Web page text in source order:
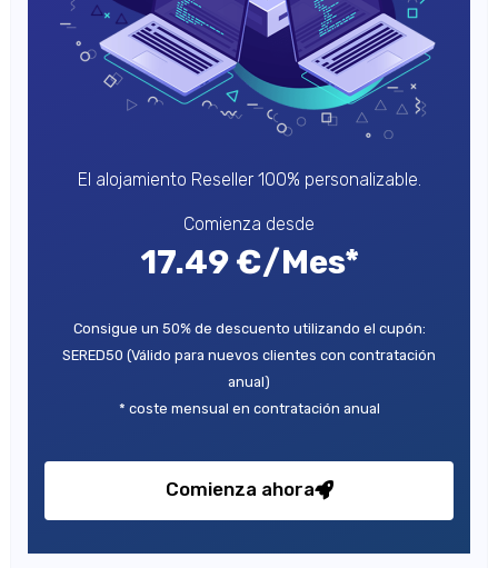
El alojamiento Reseller 100% personalizable.
Comienza desde
17.49 €/Mes*
Consigue un 50% de descuento utilizando el cupón:
SERED50 (Válido para nuevos clientes con contratación
anual)
* coste mensual en contratación anual
Comienza ahora